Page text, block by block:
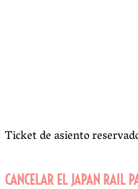
Ticket de asiento
CANCELAR EL JAPAN RAIL